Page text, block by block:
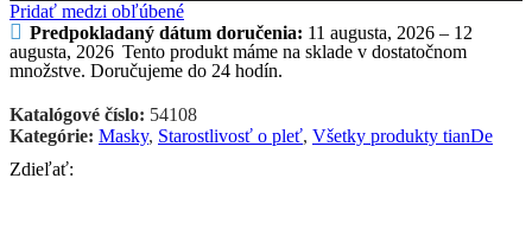
Pridať medzi obľúbené
Predpokladaný dátum doručenia: 11 augusta, 2026 – 12
augusta, 2026 Tento produkt máme na sklade v dostatočnom
množstve. Doručujeme do 24 hodín.
Katalógové číslo: 54108
Kategórie: Masky, Starostlivosť o pleť, Všetky produkty tianDe
Zdieľať: